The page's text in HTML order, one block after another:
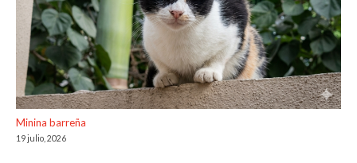
Minina barreña
19 julio, 2026